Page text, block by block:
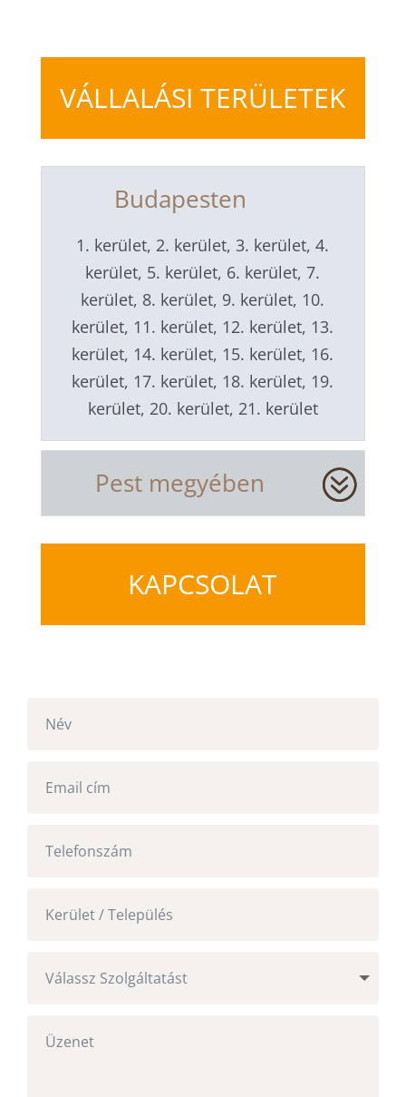
VÁLLALÁSI TERÜLETEK
Budapesten
1. kerület, 2. kerület, 3. kerület, 4.
kerület, 5. kerület, 6. kerület, 7.
kerület, 8. kerület, 9. kerület, 10.
kerület, 11. kerület, 12. kerület, 13.
kerület, 14. kerület, 15. kerület, 16.
kerület, 17. kerület, 18. kerület, 19.
kerület, 20. kerület, 21. kerület
Pest megyében
KAPCSOLAT